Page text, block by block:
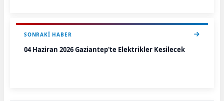
SONRAKI HABER
04 Haziran 2026 Gaziantep'te Elektrikler Kesilecek